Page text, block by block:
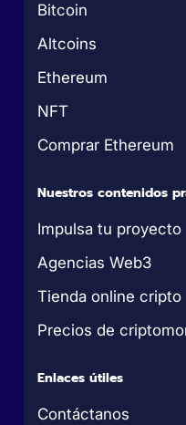
Bitcoin
Altcoins
Ethereum
NFT
Comprar Ethereum
Nuestros contenidos
Impulsa tu proyecto
Agencias Web3
Tienda online cripto
Precios de
Enlaces útiles
Contáctanos